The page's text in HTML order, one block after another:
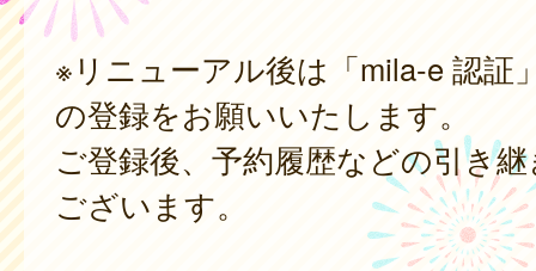
※リニューアル後は「mila-e 認証
の登録をお願いいたします。
ご登録後、予約履歴などの引き
ございます。